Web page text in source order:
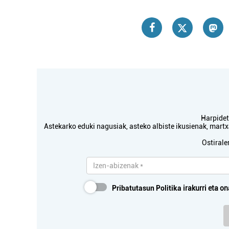
Astekarko eduki nagusiak, asteko albiste ikusienak,
Pribatutasun Politika irakurri eta
Ikastetxeak